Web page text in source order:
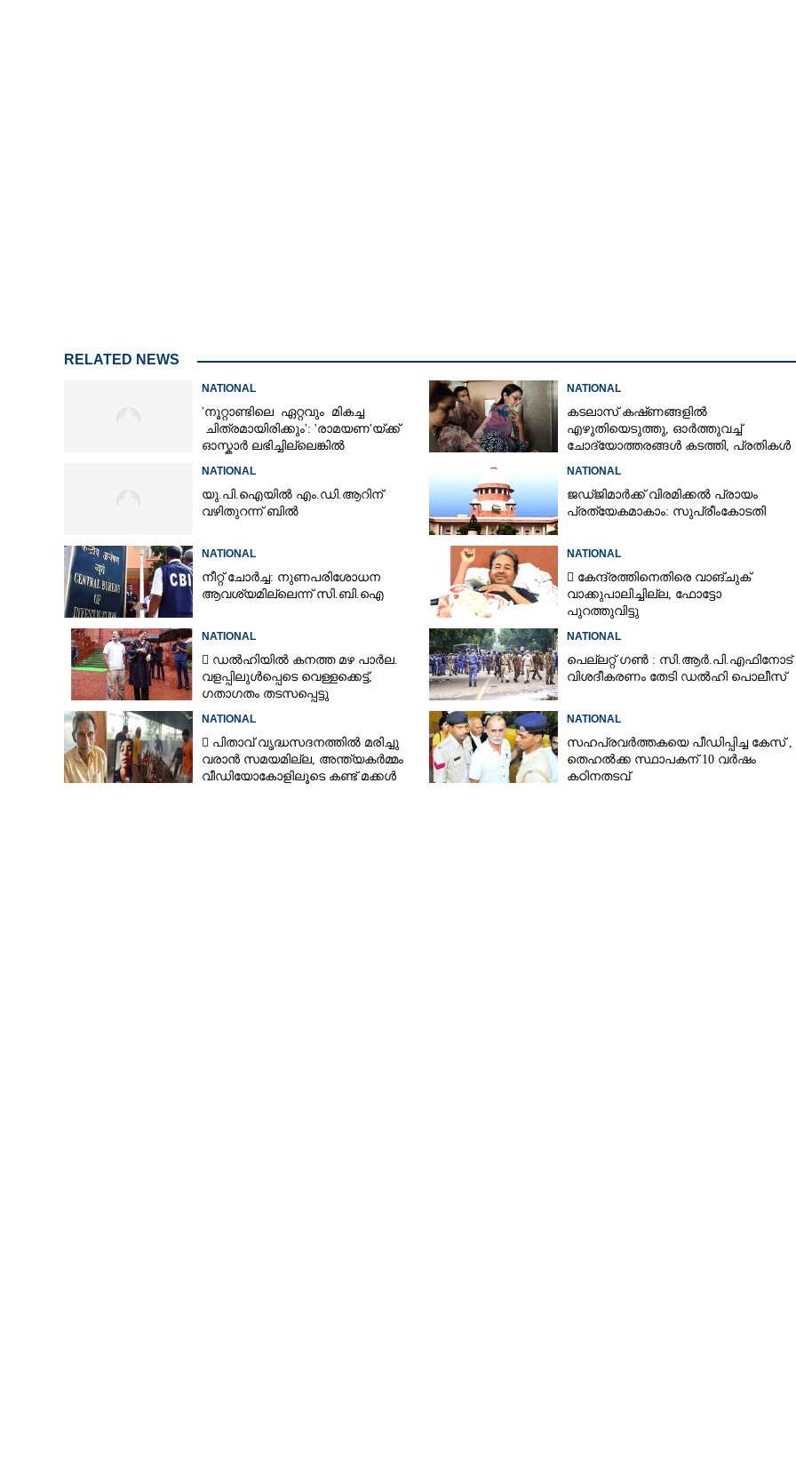
RELATED NEWS
NATIONAL
'നൂറ്റാണ്ടിലെ ഏറ്റവും മികച്ച
ചിത്രമായിരിക്കും': 'രാമയണ'യ്ക്ക്
ഓസ്കാ‌ർ ലഭിച്ചില്ലെങ്കിൽ
NATIONAL
കടലാസ് കഷ്‌ണങ്ങളിൽ
എഴുതിയെടുത്തു, ഓർത്തുവച്ച്
ചോദ്യോത്തരങ്ങൾ കടത്തി, പ്രതികൾ
NATIONAL
യു.പി.ഐയിൽ എം.ഡി.ആറിന്
വഴിതുറന്ന് ബിൽ
NATIONAL
ജഡ്‌ജിമാർക്ക് വിരമിക്കൽ പ്രായം
പ്രത്യേകമാകാം: സുപ്രീംകോടതി
NATIONAL
നീറ്റ് ചോർച്ച: നുണപരിശോധന
ആവശ്യമില്ലെന്ന് സി.ബി.ഐ
NATIONAL
 കേന്ദ്രത്തിനെതിരെ വാങ്‌ചുക്
വാക്കുപാലിച്ചില്ല, ഫോട്ടോ
പുറത്തുവിട്ടു
NATIONAL
 ഡൽഹിയിൽ കനത്ത മഴ പാർല.
വളപ്പിലുൾപ്പെടെ വെള്ളക്കെട്ട്,
ഗതാഗതം തടസപ്പെട്ടു
NATIONAL
പെല്ലറ്റ് ഗൺ : സി.ആർ.പി.എഫിനോട്
വിശദീകരണം തേടി ഡൽഹി പൊലീസ്
NATIONAL
 പിതാവ് വൃദ്ധസദനത്തിൽ മരിച്ചു
വരാൻ സമയമില്ല,​ അന്ത്യകർമ്മം
വീഡിയോകോളിലൂടെ കണ്ട് മക്കൾ
NATIONAL
സഹപ്രവർത്തകയെ പീഡിപ്പിച്ച കേസ് ,
തെഹൽക്ക സ്ഥാപകന് 10 വർഷം
കഠിനതടവ്
ടെലഗ്രാമിന് ഇന്ത്യയിൽ നിയന്ത്രണം:
നിർണായക നീക്കവുമായി കേന്ദ്രസർക്കാർ